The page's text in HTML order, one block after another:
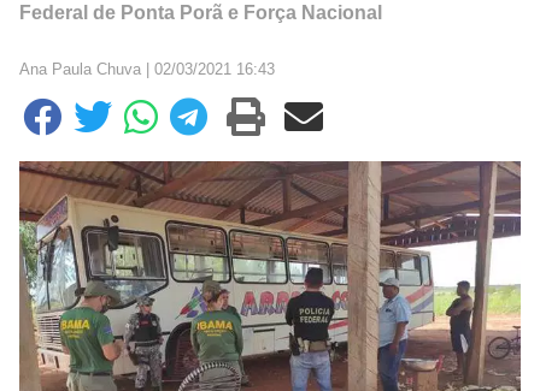
Federal de Ponta Porã e Força Nacional
Ana Paula Chuva | 02/03/2021 16:43